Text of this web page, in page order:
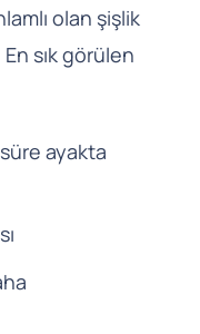
olan şişlik
sık görülen
ayakta